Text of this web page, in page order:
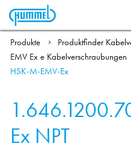
Produkte Produktfinder
EMV Ex e Kabelverschraubungen
HSK-M-EMV-Ex
Ex NPT